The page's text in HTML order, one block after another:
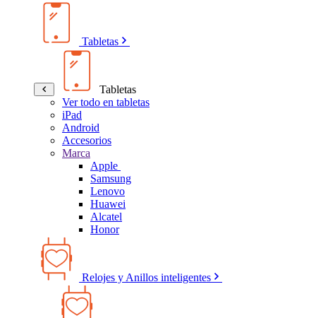
Tabletas
Tabletas
Ver todo en tabletas
iPad
Android
Accesorios
Marca
Apple
Samsung
Lenovo
Huawei
Alcatel
Honor
Relojes y Anillos inteligentes